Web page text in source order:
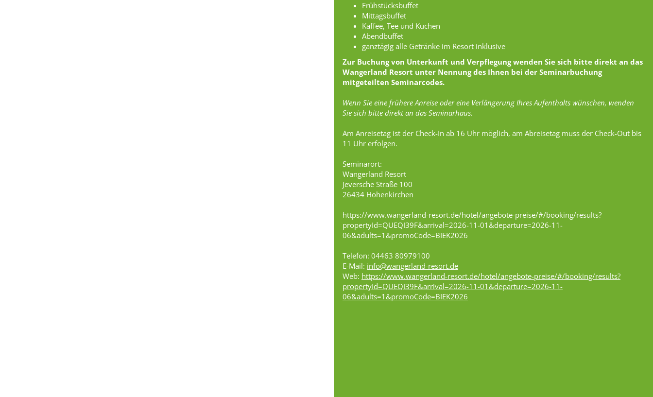
Frühstücksbuffet
Mittagsbuffet
Kaffee, Tee und Kuchen
Abendbuffet
ganztägig alle Getränke im Resort inklusive
Zur Buchung von Unterkunft und Verpflegung wenden Sie sich bitte direkt an das
Wangerland Resort unter Nennung des Ihnen bei der Seminarbuchung
mitgeteilten Seminarcodes.
Wenn Sie eine frühere Anreise oder eine Verlängerung Ihres Aufenthalts wünschen, wenden
Sie sich bitte direkt an das Seminarhaus.
Am Anreisetag ist der Check-In ab 16 Uhr möglich, am Abreisetag muss der Check-Out bis
11 Uhr erfolgen.
Seminarort:
Wangerland Resort
Jeversche Straße 100
26434 Hohenkirchen
https://www.wangerland-resort.de/hotel/angebote-preise/#/booking/results?
propertyId=QUEQI39F&arrival=2026-11-01&departure=2026-11-
06&adults=1&promoCode=BIEK2026
Telefon: 04463 80979100
E-Mail: info@wangerland-resort.de
Web: https://www.wangerland-resort.de/hotel/angebote-preise/#/booking/results?
propertyId=QUEQI39F&arrival=2026-11-01&departure=2026-11-
06&adults=1&promoCode=BIEK2026